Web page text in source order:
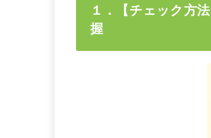
１．【チェック方
握